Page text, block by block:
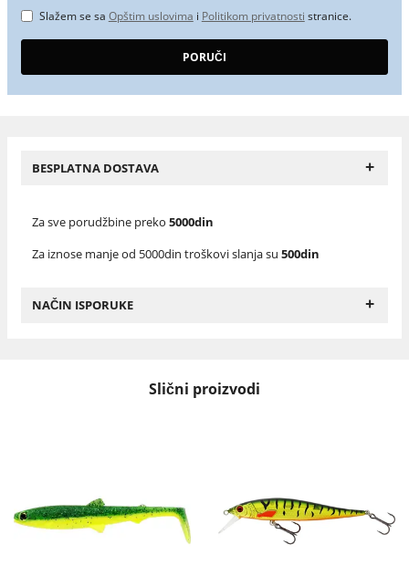
Slažem se sa Opštim uslovima i Politikom privatnosti stranice.
BESPLATNA DOSTAVA +
Za sve porudžbine preko 5000din
Za iznose manje od 5000din troškovi slanja su 500din
NAČIN ISPORUKE +
Slični proizvodi